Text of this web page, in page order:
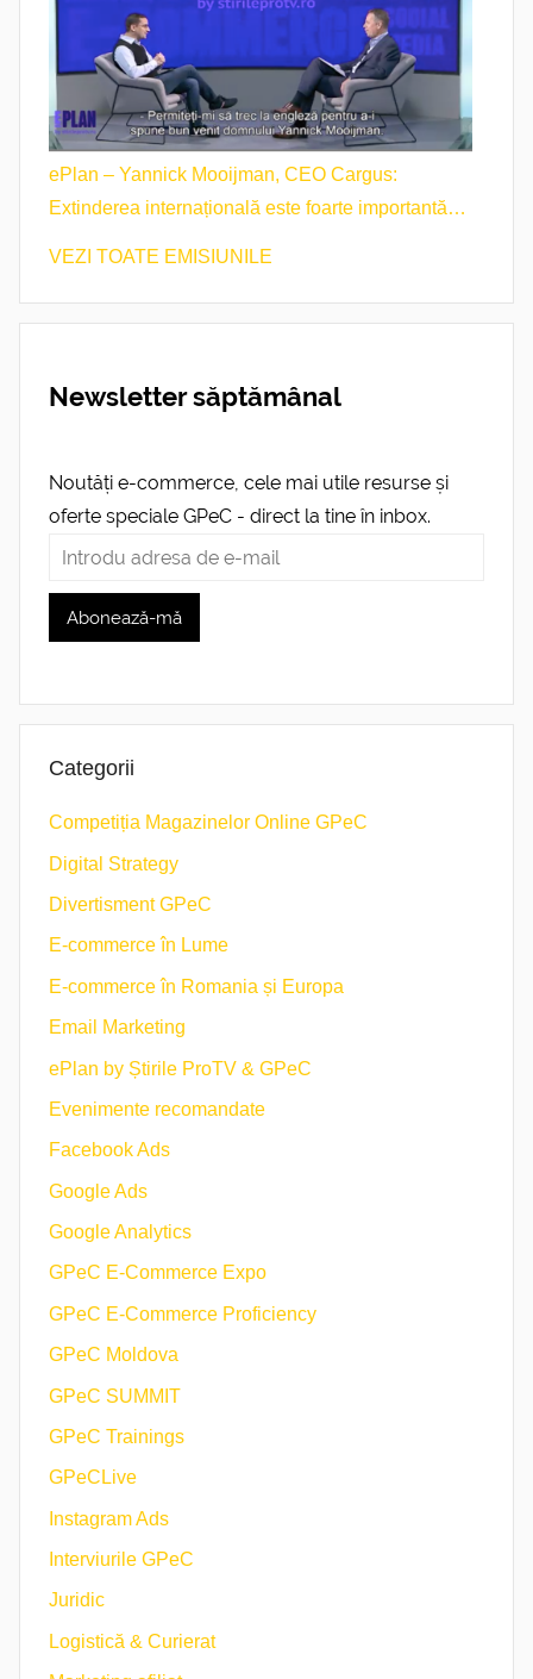
ePlan – Yannick Mooijman, CEO Cargus:
Extinderea internațională este foarte importantă
VEZI TOATE EMISIUNILE
Newsletter săptămânal
Noutăți e-commerce, cele mai utile resurse și
oferte speciale GPeC - direct la tine în inbox.
Categorii
Competiția Magazinelor Online GPeC
Digital Strategy
Divertisment GPeC
E-commerce în Lume
E-commerce în Romania și Europa
Email Marketing
ePlan by Știrile ProTV & GPeC
Evenimente recomandate
Facebook Ads
Google Ads
Google Analytics
GPeC E-Commerce Expo
GPeC E-Commerce Proficiency
GPeC Moldova
GPeC SUMMIT
GPeC Trainings
GPeCLive
Instagram Ads
Interviurile GPeC
Juridic
Logistică & Curierat